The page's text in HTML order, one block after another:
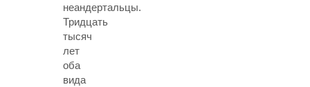
неандертальцы.
Тридцать
тысяч
лет
оба
вида